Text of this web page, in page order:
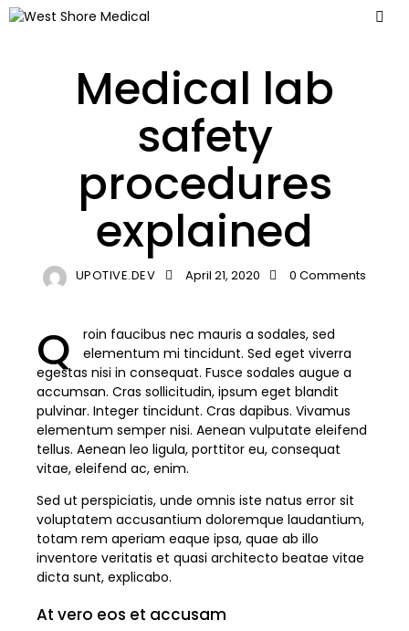
Medical lab
safety
procedures
explained
UPOTIVE.DEV April 21, 2020 0 Comments
Q
roin faucibus nec mauris a sodales, sed
elementum mi tincidunt. Sed eget viverra
egestas nisi in consequat. Fusce sodales augue a
accumsan. Cras sollicitudin, ipsum eget blandit
pulvinar. Integer tincidunt. Cras dapibus. Vivamus
elementum semper nisi. Aenean vulputate eleifend
tellus. Aenean leo ligula, porttitor eu, consequat
vitae, eleifend ac, enim.
Sed ut perspiciatis, unde omnis iste natus error sit
voluptatem accusantium doloremque laudantium,
totam rem aperiam eaque ipsa, quae ab illo
inventore veritatis et quasi architecto beatae vitae
dicta sunt, explicabo.
At vero eos et accusam